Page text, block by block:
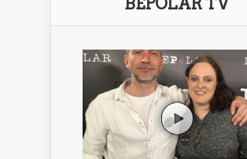
BEPOLAR TV